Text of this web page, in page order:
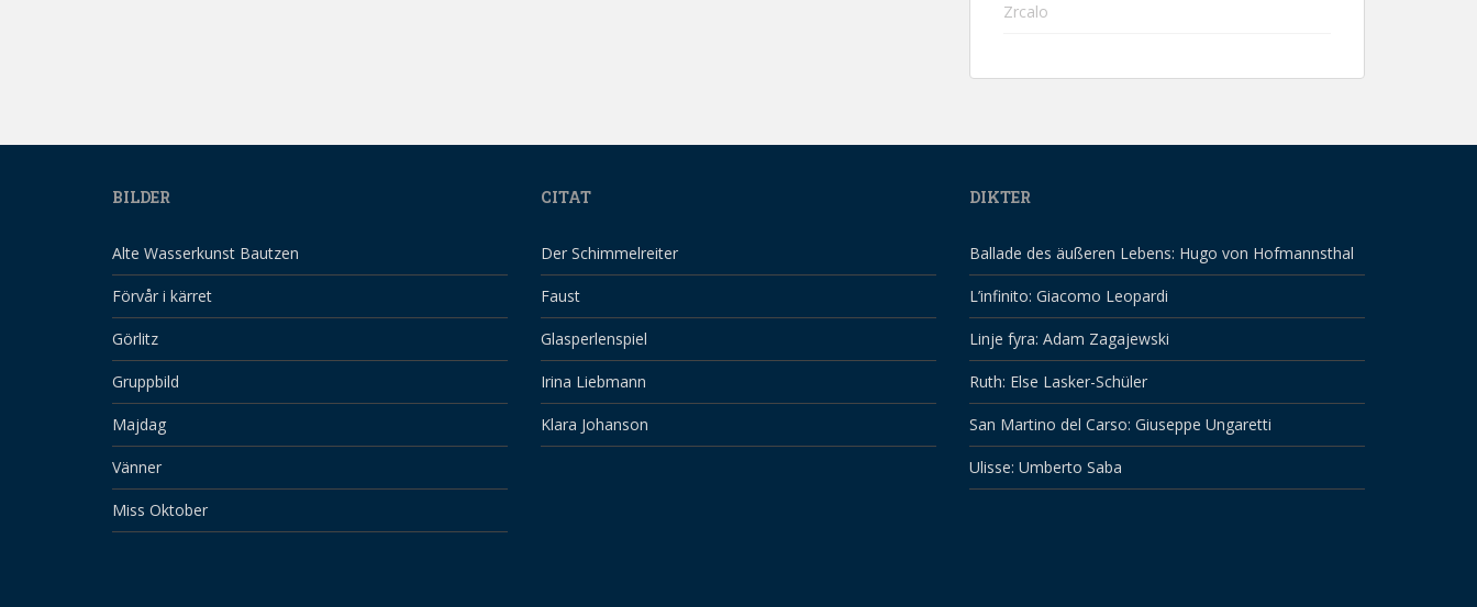
Zrcalo
BILDER
Alte Wasserkunst Bautzen
Förvår i kärret
Görlitz
Gruppbild
Majdag
Vänner
Miss Oktober
CITAT
Der Schimmelreiter
Faust
Glasperlenspiel
Irina Liebmann
Klara Johanson
DIKTER
Ballade des äußeren Lebens: Hugo von Hofmannsthal
L’infinito: Giacomo Leopardi
Linje fyra: Adam Zagajewski
Ruth: Else Lasker-Schüler
San Martino del Carso: Giuseppe Ungaretti
Ulisse: Umberto Saba